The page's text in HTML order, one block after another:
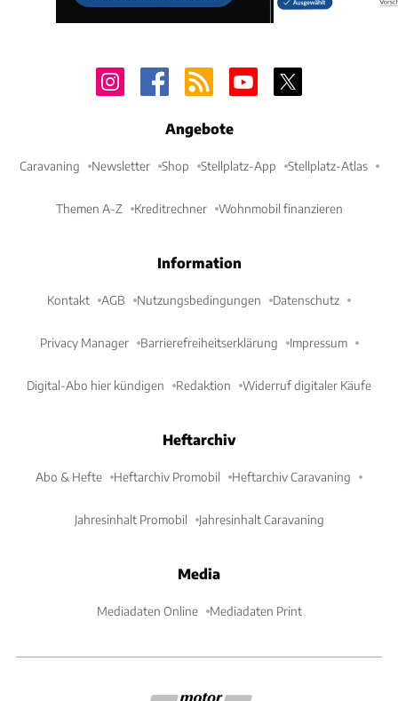
Angebote
Caravaning Newsletter Shop Stellplatz-App Stellplatz-Atlas
Themen A-Z Kreditrechner Wohnmobil finanzieren
Information
Kontakt AGB Nutzungsbedingungen Datenschutz
Privacy Manager Barrierefreiheitserklärung Impressum
Digital-Abo hier kündigen Redaktion Widerruf digitaler Käufe
Heftarchiv
Abo & Hefte Heftarchiv Promobil Heftarchiv Caravaning
Jahresinhalt Promobil Jahresinhalt Caravaning
Media
Mediadaten Online Mediadaten Print